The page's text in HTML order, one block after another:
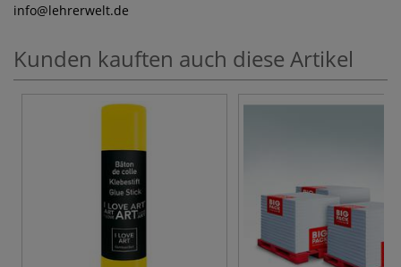
info@lehrerwelt.de
Kunden kauften auch diese Artikel